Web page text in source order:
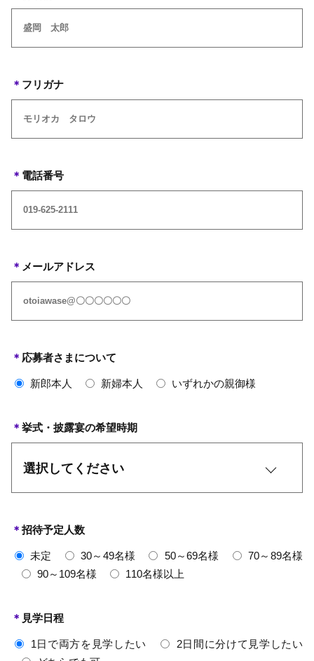
＊ フリガナ
＊ 電話番号
＊ メールアドレス
＊ 応募者さまについて
新郎本人 新婦本人 いずれかの親御様
＊ 挙式・披露宴の希望時期
＊ 招待予定人数
未定 30～49名様 50～69名様
70～89名様
90～109名様
110名様以上
＊ 見学日程
1日で両方を見学したい
2日間に分けて見学したい